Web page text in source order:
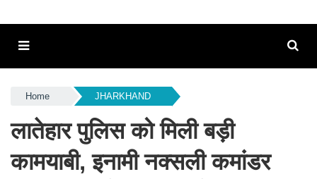
Home JHARKHAND
लातेहार पुलिस को मिली बड़ी
कामयाबी, इनामी नक्सली कमांडर